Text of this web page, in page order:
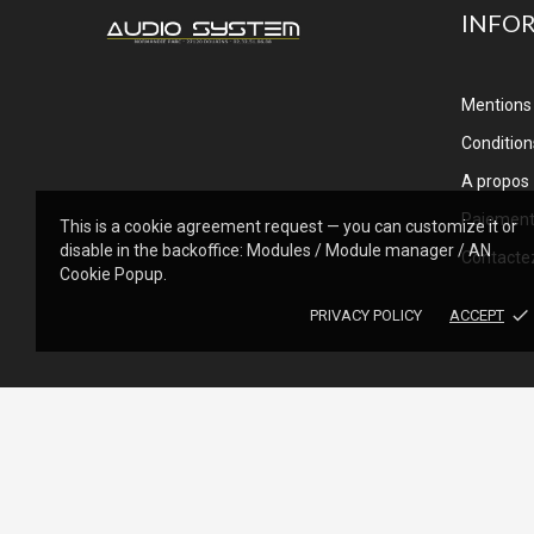
This is a cookie agreement request — you can customize it or
disable in the backoffice: Modules / Module manager / AN
Cookie Popup.
PRIVACY POLICY ACCEPT done
A propos